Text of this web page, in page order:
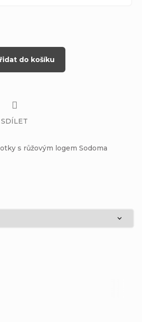
do košíku
s růžovým logem Sodoma
SDÍLET